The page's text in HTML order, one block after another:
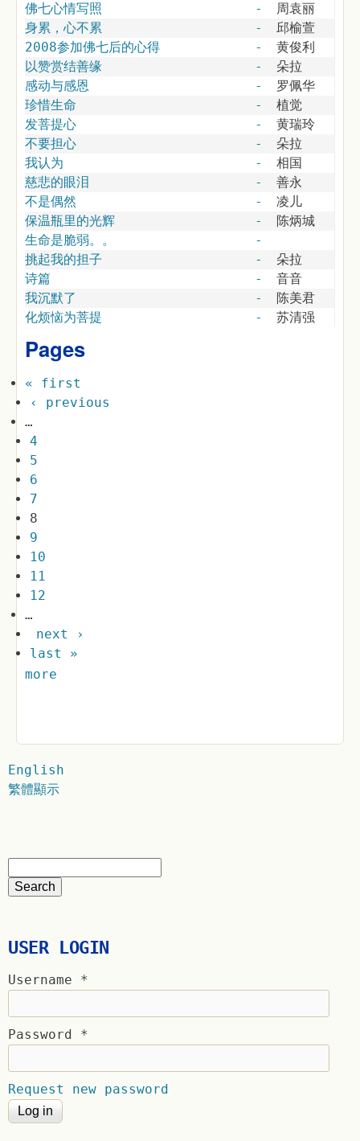
佛七心情写照
-
周袁丽
身累，心不累
-
邱榆萱
2008参加佛七后的心得
-
黄俊利
以赞赏结善缘
-
朵拉
感动与感恩
-
罗佩华
珍惜生命
-
植觉
发菩提心
-
黄瑞玲
不要担心
-
朵拉
我认为
-
相国
慈悲的眼泪
-
善永
不是偶然
-
凌儿
保温瓶里的光辉
-
陈炳城
生命是脆弱。。
-
挑起我的担子
-
朵拉
诗篇
-
音音
我沉默了
-
陈美君
化烦恼为菩提
- 苏清强
Pages
« first
‹ previous
…
4
5
6
7
8
9
10
11
12
…
next ›
last »
more
English
繁體顯示
USER LOGIN
Username *
Password *
Request new password